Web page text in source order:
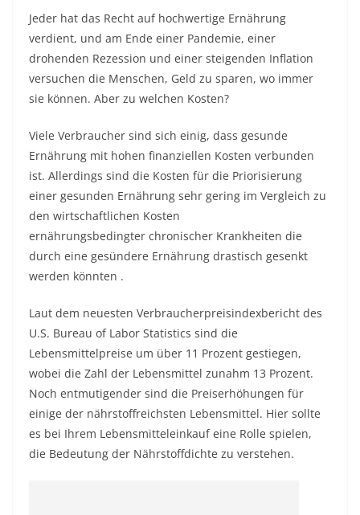
Jeder hat das Recht auf hochwertige Ernährung
verdient, und am Ende einer Pandemie, einer
drohenden Rezession und einer steigenden Inflation
versuchen die Menschen, Geld zu sparen, wo immer
sie können. Aber zu welchen Kosten?
Viele Verbraucher sind sich einig, dass gesunde
Ernährung mit hohen finanziellen Kosten verbunden
ist. Allerdings sind die Kosten für die Priorisierung
einer gesunden Ernährung sehr gering im Vergleich zu
den wirtschaftlichen Kosten
ernährungsbedingter chronischer Krankheiten die
durch eine gesündere Ernährung drastisch gesenkt
werden könnten .
Laut dem neuesten Verbraucherpreisindexbericht des
U.S. Bureau of Labor Statistics sind die
Lebensmittelpreise um über 11 Prozent gestiegen,
wobei die Zahl der Lebensmittel zunahm 13 Prozent.
Noch entmutigender sind die Preiserhöhungen für
einige der nährstoffreichsten Lebensmittel. Hier sollte
es bei Ihrem Lebensmitteleinkauf eine Rolle spielen,
die Bedeutung der Nährstoffdichte zu verstehen.